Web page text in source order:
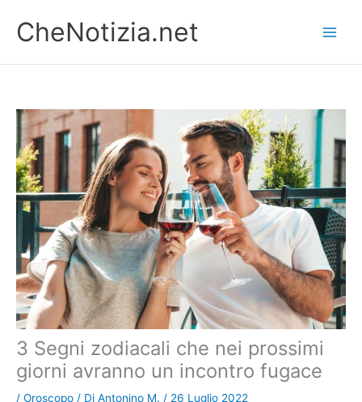
contenuto
CheNotizia.net
3 Segni zodiacali che nei prossimi
giorni avranno un incontro fugace
/ Oroscopo / Di Antonino M. / 26 Luglio 2022